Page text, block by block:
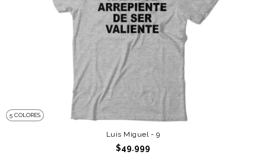
5 COLORES
Luis Miguel - 9
$49.999